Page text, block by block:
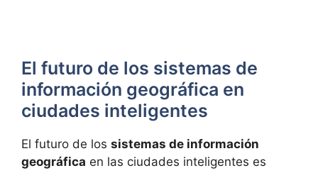
El futuro de los sistemas de
información geográfica en
ciudades inteligentes
El futuro de los sistemas de información
geográfica en las ciudades inteligentes es